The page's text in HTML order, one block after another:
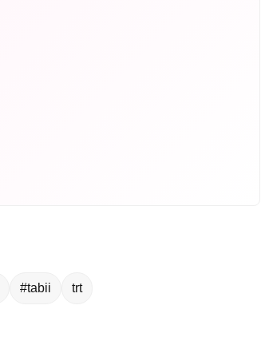
#tabii trt